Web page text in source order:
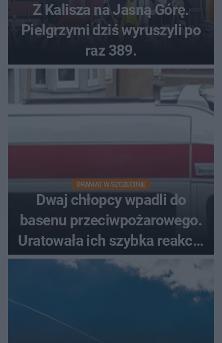
Z Kalisza na Jasną Górę.
Pielgrzymi dziś wyruszyli po
raz 389.
DRAMAT W SZCZECINIE
Dwaj chłopcy wpadli do
basenu przeciwpożarowego.
Uratowała ich szybka reakcja
świadków